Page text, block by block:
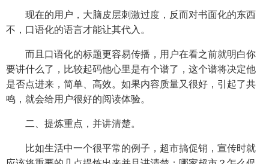
现在的用户，大脑皮层刺激过度，反而对书面化的东西
不，口语化的语言才能让其代入。
而且口语化的标题更容易传播，用户在看之前就明白你
要讲什么了，比较起码他心里是有个谱了，这个谱将决定他
是否点进来，简单、高效。如果内容质量又很好，引起了共
鸣，就会给用户很好的阅读体验。
二、提炼重点，并讲清楚。
比如生活中一个很平常的例子，超市搞促销，宣传时就